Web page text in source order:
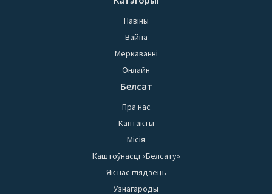
Навіны
Вайна
Меркаванні
Онлайн
Белсат
Пра нас
Кантакты
Місія
Каштоўнасці «Белсату»
Як нас глядзець
Узнагароды